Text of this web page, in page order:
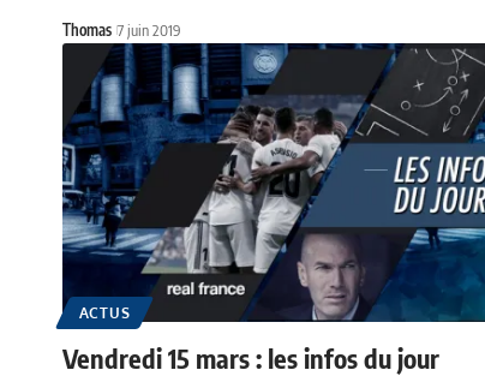
Thomas 7 juin 2019
ACTUS
Vendredi 15 mars : les infos du jour